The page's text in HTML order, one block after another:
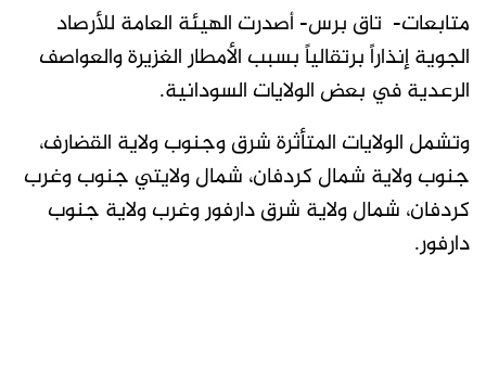
متابعات- تاق برس- أصدرت الهيئة العامة للأرصاد
الجوية إنذاراً برتقالياً بسبب الأمطار الغزيرة والعواصف
الرعدية في بعض الولايات السودانية.
وتشمل الولايات المتأثرة شرق وجنوب ولاية القضارف،
جنوب ولاية شمال كردفان، شمال ولايتي جنوب وغرب
كردفان، شمال ولاية شرق دارفور وغرب ولاية جنوب
دارفور.